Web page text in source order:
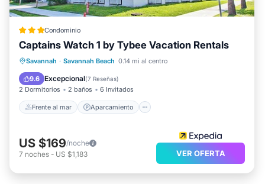
Condominio
Captains Watch 1 by Tybee Vacation Rentals
Savannah · Savannah Beach 0.14 mi al centro
9.6 Excepcional(7 Reseñas)
2 Dormitorios 2 baños 6 Invitados
Frente al mar Aparcamiento
Frente al mar Aparcamiento
Vista al mar
US $169/noche
7 noches - US $1,183 VER OFERTA